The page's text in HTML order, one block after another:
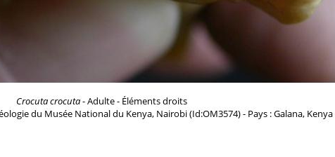
Crocuta crocuta- Adulte - Éléments droits
du Musée National du Kenya, Nairobi (Id:OM3574) - Pays : Galana, Kenya